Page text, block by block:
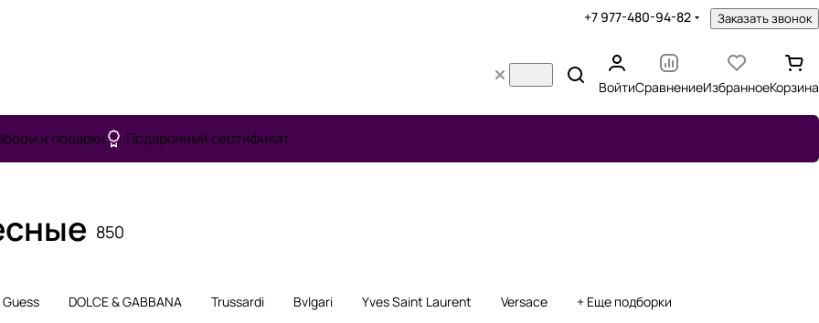
+7 977-480-94-82 Заказать звонок
ВойтиСравнениеИзбранноеКорзина
и подарки Подарочный сертификат
850
Guess DOLCE & GABBANA Trussardi Bvlgari Yves Saint Laurent Versace + Еще подборки